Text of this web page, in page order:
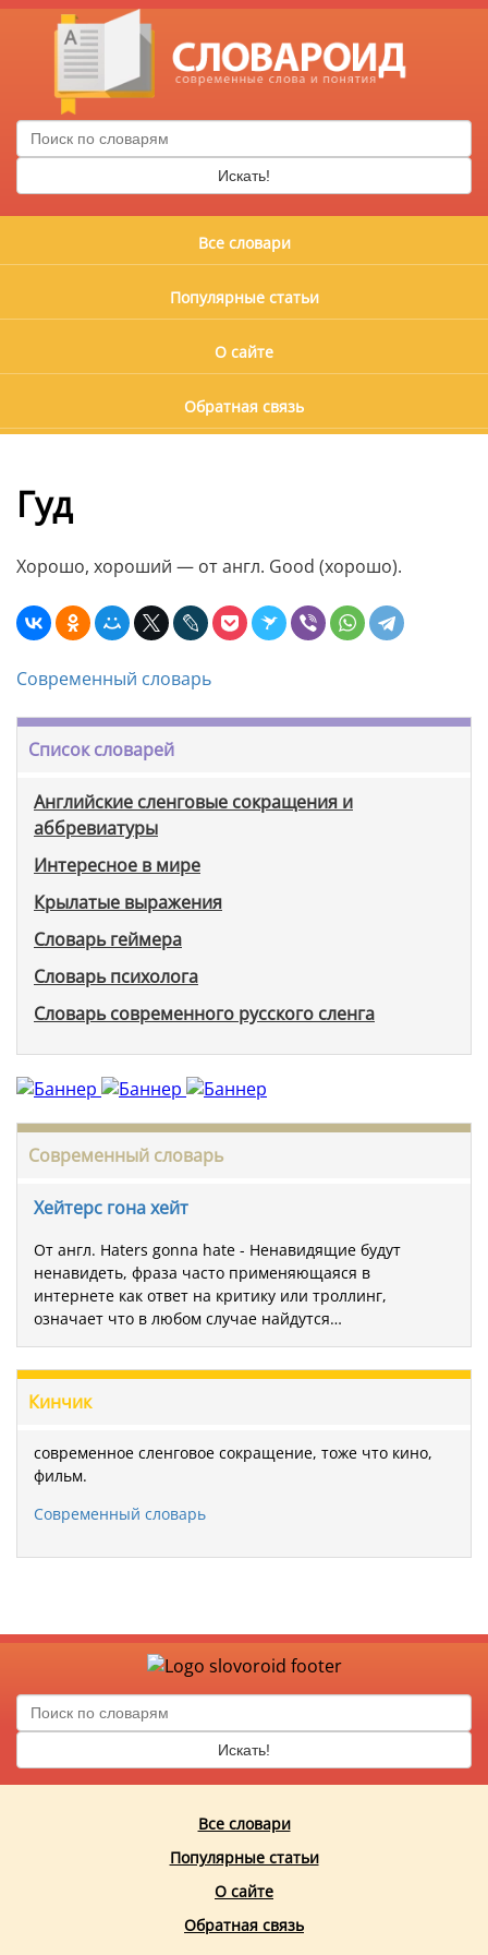
Искать!
Все словари
Популярные статьи
О сайте
Обратная связь
Гуд
Хорошо, хороший — от англ. Good (хорошо).
Современный словарь
Список словарей
Английские сленговые сокращения и
аббревиатуры
Интересное в мире
Крылатые выражения
Словарь геймера
Словарь психолога
Словарь современного русского сленга
Современный словарь
Хейтерс гона хейт
От англ. Haters gonna hate - Ненавидящие будут
ненавидеть, фраза часто применяющаяся в
интернете как ответ на критику или троллинг,
означает что в любом случае найдутся…
Кинчик
современное сленговое сокращение, тоже что кино,
фильм.
Современный словарь
Искать!
Все словари
Популярные статьи
О сайте
Обратная связь